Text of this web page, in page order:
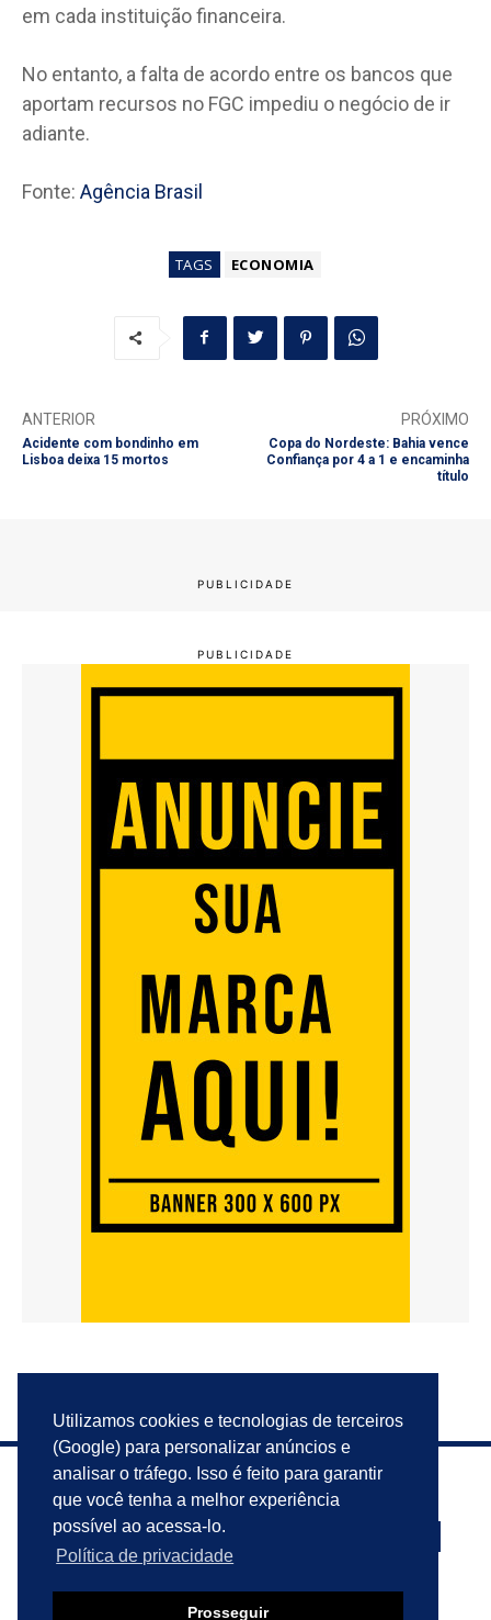
Utilizamos cookies e tecnologias de terceiros
(Google) para personalizar anúncios e
analisar o tráfego. Isso é feito para garantir
que você tenha a melhor experiência
possível ao acessa-lo.
Política de privacidade
Prosseguir
em cada instituição financeira.
No entanto, a falta de acordo entre os bancos que
aportam recursos no FGC impediu o negócio de ir
adiante.
Fonte: Agência Brasil
TAGS ECONOMIA
ANTERIOR
Acidente com bondinho em
Lisboa deixa 15 mortos
PRÓXIMO
Copa do Nordeste: Bahia vence
Confiança por 4 a 1 e encaminha
título
PRIVACIDADE ANUNCIE